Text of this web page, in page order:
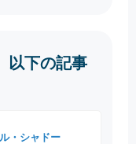
以下の記事
・シャドー